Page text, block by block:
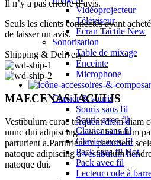
Vidéoprojecteur
Téléviseur
Ecran Tactile New
Sonorisation
Table de mixage
Enceinte
Microphone
Clavier & souris
Souris sans fil
Souris avec fil
Clavier sans fil
Clavier avec fil
Pack sans filHot
Pack avec fil
Lecteur code à
Il n’y a pas encore d’avis.
Seuls les clients connectés ayant
de laisser un avis.
Shipping & Delivery
MAECENAS IACULIS
Vestibulum curae torquent diam diam
nunc dui adipiscing convallis bulum
parturient a.Parturient in parturient
natoque adipiscing a vestibulum
natoque dui.